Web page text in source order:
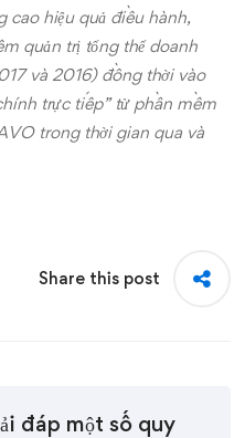
hiệu quả điều hành,
quản trị tổng thể doanh
và 2016) đồng thời vào
trực tiếp” từ phần mềm
trong thời gian qua và
Share this post
đáp một số quy